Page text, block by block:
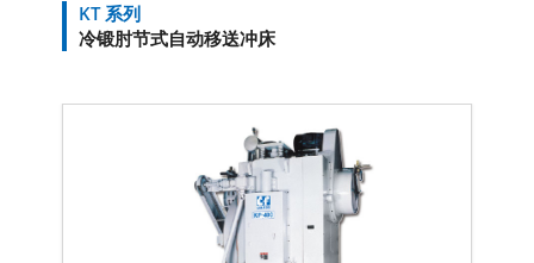
KT 系列
冷锻肘节式自动移送冲床